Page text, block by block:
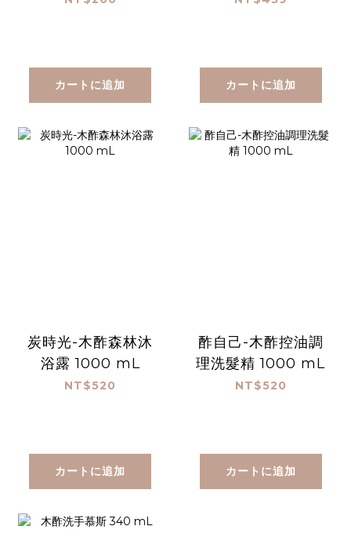
カートに追加 カートに追加
炭時光-木酢森林沐
浴露 1000 mL
NT$520
カートに追加
酢自己-木酢控油調
理洗髮精 1000 mL
NT$520
カートに追加